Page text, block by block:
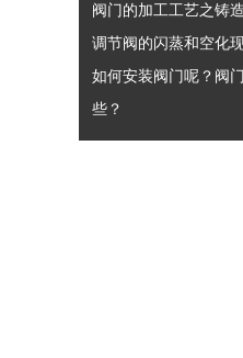
阀门的加工工艺之铸
调节阀的闪蒸和空化
如何安装阀门呢？阀
些？